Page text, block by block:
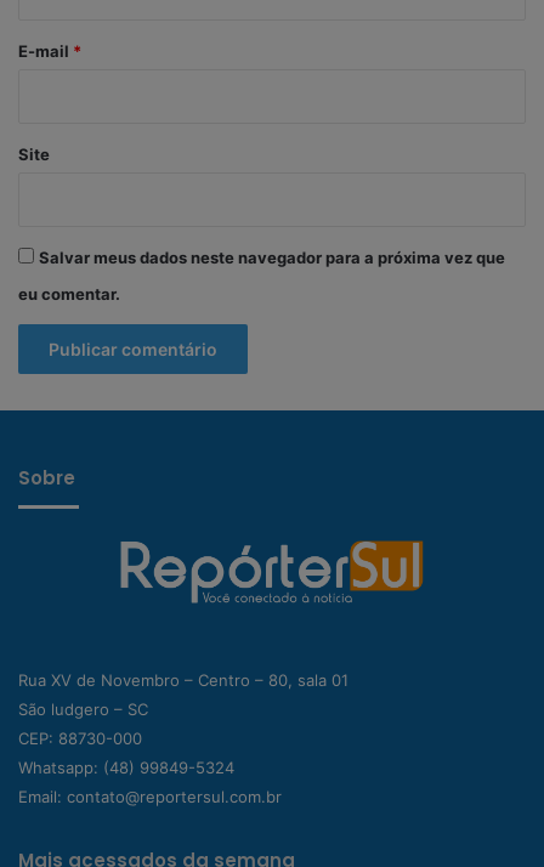
*
E-mail *
Site
Salvar meus dados neste navegador para a próxima vez que
eu comentar.
Sobre
Rua XV de Novembro – Centro – 80, sala 01
São ludgero – SC
CEP: 88730-000
Whatsapp: (48) 99849-5324
Email: contato@reportersul.com.br
Mais acessados da semana